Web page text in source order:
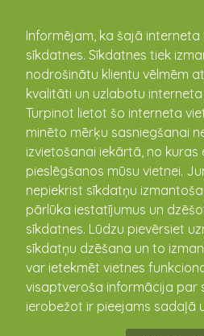
Informējam, ka šajā
sīkdatnes. Sīkdatnes tiek
nodrošinātu klientu vēlmēm
kvalitāti un uzlabotu
Turpinot lietot šo interneta
minēto mērķu sasniegšanai
izvietošanai iekārtā, no kuras
pieslēgšanos mūsu vietnei.
nepiekrist sīkdatņu
pārlūka iestatījumus un
sīkdatnes. Lūdzu pievērsiet
sīkdatņu dzēšana un to
var ietekmēt vietnes
visaptveroša informācija par
ierobežot ir pieejams sadaļā
kandava.lv
Vecāku organizētā